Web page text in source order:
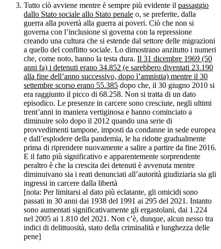
Tutto ciò avviene mentre è sempre più evidente il passaggio
dallo Stato sociale allo Stato penale o, se preferite, dalla
guerra alla povertà alla guerra ai poveri. Ciò che non si
governa con l’inclusione si governa con la repressione
creando una cultura che si estende dal settore delle migrazioni
a quello del conflitto sociale. Lo dimostrano anzitutto i numeri
che, come noto, hanno la testa dura. Il 31 dicembre 1969 (50
anni fa) i detenuti erano 34.852 (e sarebbero diventati 23.190
alla fine dell’anno successivo, dopo l’amnistia) mentre il 30
settembre scorso erano 55.385 dopo che, il 30 giugno 2010 si
era raggiunto il picco di 68.258. Non si tratta di un dato
episodico. Le presenze in carcere sono cresciute, negli ultimi
trent’anni in maniera vertiginosa e hanno cominciato a
diminuire solo dopo il 2012 quando una serie di
provvedimenti tampone, imposti da condanne in sede europea
e dall’esplodere della pandemia, le ha ridotte gradualmente
prima di riprendere nuovamente a salire a partire da fine 2016.
E il fatto più significativo e apparentemente sorprendente
peraltro è che la crescita dei detenuti è avvenuta mentre
diminuivano sia i reati denunciati all’autorità giudiziaria sia gli
ingressi in carcere dalla libertà
[nota: Per limitarsi al dato più eclatante, gli omicidi sono
passati in 30 anni dai 1938 del 1991 ai 295 del 2021. Intanto
sono aumentati significativamente gli ergastolani, dai 1.224
nel 2005 ai 1.810 del 2021. Non c’è, dunque, alcun nesso tra
indici di delittuosità, stato della criminalità e lunghezza delle
pene]